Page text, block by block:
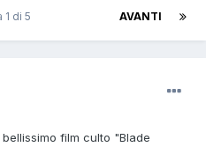
AVANTI
1 di 5
film culto "Blade